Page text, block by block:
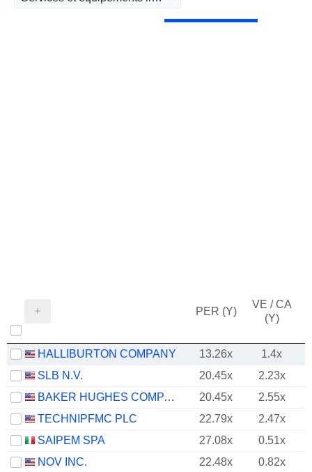
PER (Y)
VE / CA
(Y)
HALLIBURTON COMPANY 13.26x
1.4x
SLB N.V.
20.45x 2.23x
BAKER HUGHES COMPANY
20.45x 2.55x
TECHNIPFMC PLC
22.79x 2.47x
SAIPEM SPA
27.08x
0.51x
NOV INC.
22.48x
0.82x